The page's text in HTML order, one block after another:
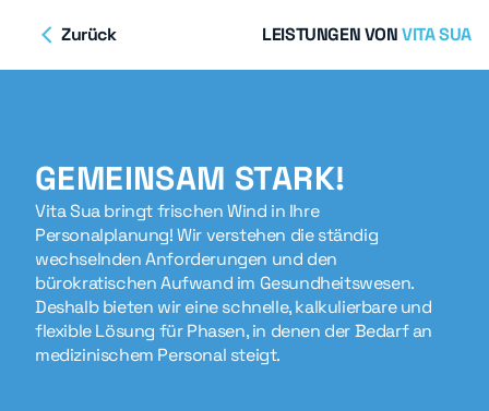
Zurück LEISTUNGENVONVITASUA
GEMEINSAM STARK!
Vita Sua bringt frischen Wind in Ihre
Personalplanung! Wir verstehen die ständig
wechselnden Anforderungen und den
bürokratischen Aufwand im Gesundheitswesen.
Deshalb bieten wir eine schnelle, kalkulierbare und
flexible Lösung für Phasen, in denen der Bedarf an
medizinischem Personal steigt.